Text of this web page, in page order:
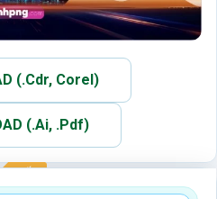
(.Cdr, Corel)
(.Ai, .Pdf)